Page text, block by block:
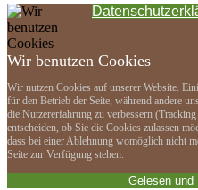
Wir benutzen Cookies
Wir nutzen Cookies auf unserer Website.
für den Betrieb der Seite, während andere
die Nutzererfahrung zu verbessern
entscheiden, ob Sie die Cookies zulassen
dass bei einer Ablehnung womöglich nicht
Seite zur Verfügung stehen.
Gelesen und